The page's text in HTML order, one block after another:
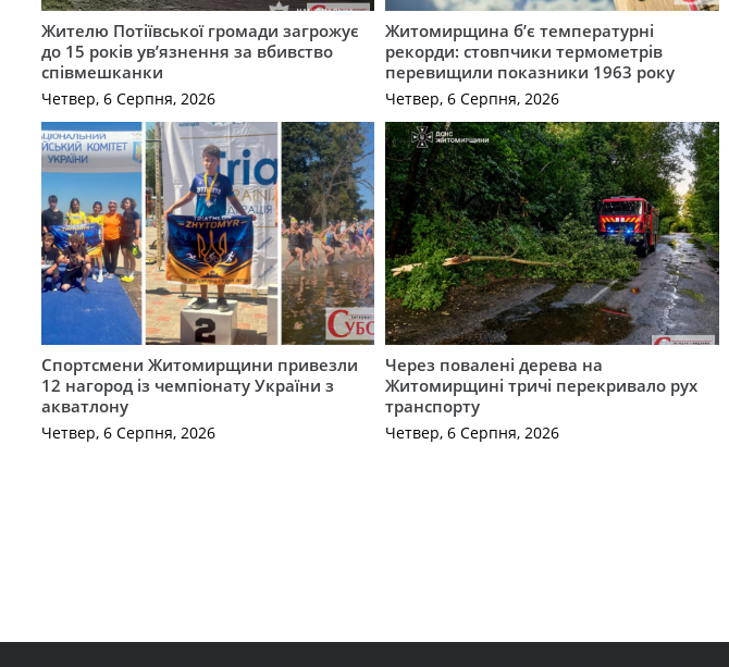
Жителю Потіївської громади загрожує
до 15 років ув’язнення за вбивство
співмешканки
Четвер, 6 Серпня, 2026
Житомирщина б’є температурні
рекорди: стовпчики термометрів
перевищили показники 1963 року
Четвер, 6 Серпня, 2026
Спортсмени Житомирщини привезли
12 нагород із чемпіонату України з
акватлону
Четвер, 6 Серпня, 2026
Через повалені дерева на
Житомирщині тричі перекривало рух
транспорту
Четвер, 6 Серпня, 2026